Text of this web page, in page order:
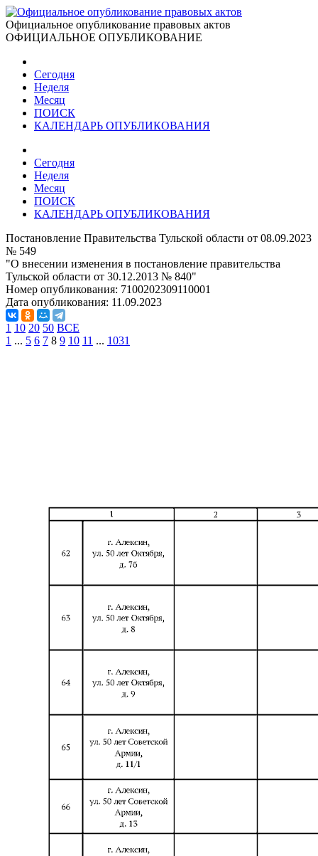
Официальное опубликование правовых актов
ОФИЦИАЛЬНОЕ ОПУБЛИКОВАНИЕ
Сегодня
Неделя
Месяц
ПОИСК
КАЛЕНДАРЬ ОПУБЛИКОВАНИЯ
Сегодня
Неделя
Месяц
ПОИСК
КАЛЕНДАРЬ ОПУБЛИКОВАНИЯ
Постановление Правительства Тульской области от 08.09.2023
№ 549
"О внесении изменения в постановление правительства
Тульской области от 30.12.2013 № 840"
Номер опубликования: 7100202309110001
Дата опубликования: 11.09.2023
1 10 20 50 ВСЕ
1 ... 5 6 7 8 9 10 11 ... 1031